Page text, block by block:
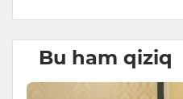
Bu ham qiziq